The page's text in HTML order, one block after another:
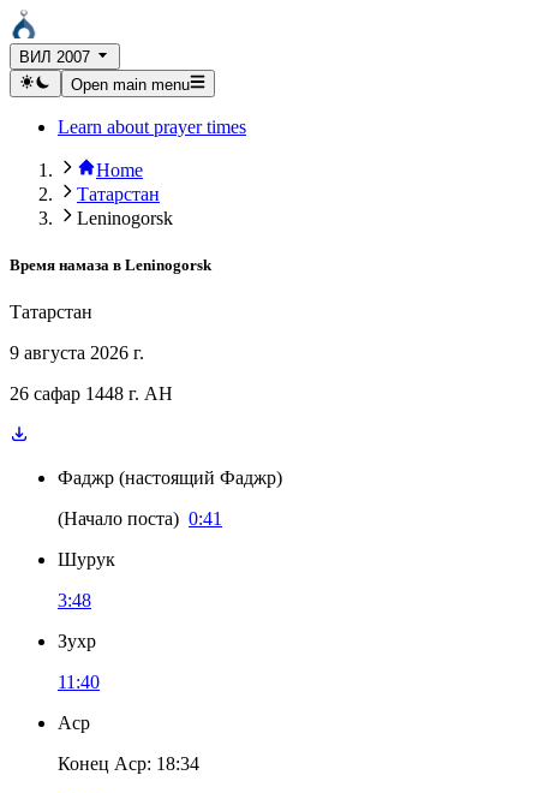
ВИЛ 2007
Open main menu
Learn about prayer times
Home
Татарстан
Leninogorsk
Время намаза в Leninogorsk
Татарстан
9 августа 2026 г.
26 сафар 1448 г. AH
Фаджр (настоящий Фаджр)
(Начало поста) 0:41
Шурук
3:48
Зухр
11:40
Аср
Конец Аср: 18:34